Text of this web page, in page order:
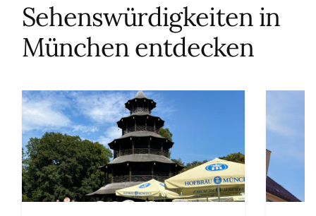
Sehenswürdigkeiten in
München entdecken